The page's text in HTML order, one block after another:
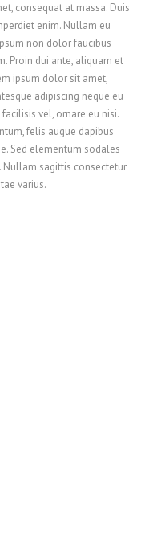
consequat at massa. Duis
enim. Nullam eu
non dolor faucibus
Proin dui ante, aliquam et
ipsum dolor sit amet,
adipiscing neque eu
vel, ornare eu nisi.
felis augue dapibus
Sed elementum sodales
Nullam sagittis consectetur
varius.